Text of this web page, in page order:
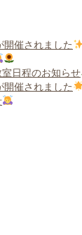
開催されました
日程のお知らせ
開催されました